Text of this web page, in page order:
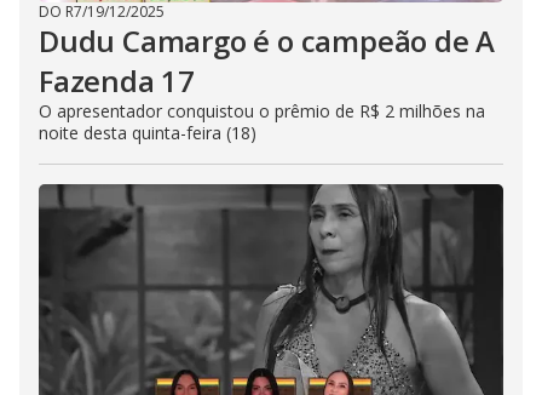
DO R7/19/12/2025
Dudu Camargo é o campeão de A
Fazenda 17
O apresentador conquistou o prêmio de R$ 2 milhões na
noite desta quinta-feira (18)